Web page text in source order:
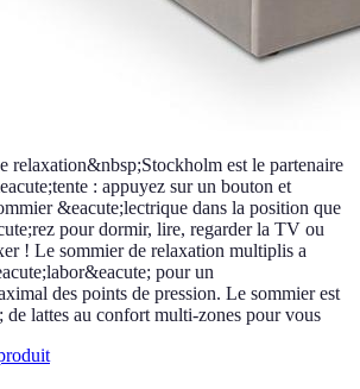
relaxation&nbsp;Stockholm est le partenaire
: appuyez sur un bouton et
&eacute;lectrique dans la position que
pour dormir, lire, regarder la TV ou
! Le sommier de relaxation multiplis a
pour un
des points de pression. Le sommier est
de lattes au confort multi-zones pour vous